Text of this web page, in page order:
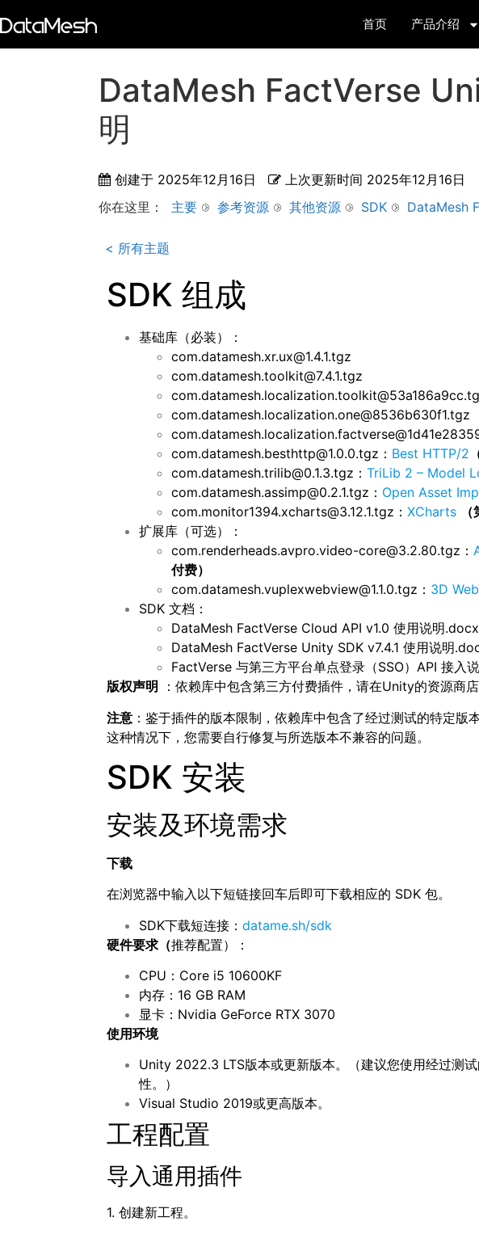
首页 产品介绍
DataMesh FactVerse
明
创建于 2025年12月16日 上次更新时间 2025年12月16日
你在这里：
主要 参考资源 其他资源 SDK DataMesh
< 所有主题
SDK 组成
基础库（必装）：
com.datamesh.xr.ux@1.4.1.tgz
com.datamesh.toolkit@7.4.1.tgz
com.datamesh.localization.one@8536b630f1.tgz
com.datamesh.besthttp@1.0.0.tgz： Best HTTP/2
com.datamesh.trilib@0.1.3.tgz： TriLib 2 – Model
com.datamesh.assimp@0.2.1.tgz： Open Asset
com.monitor1394.xcharts@3.12.1.tgz： XCharts
扩展库（可选）：
com.renderheads.avpro.video-core@3.2.80.tgz：
付费）
com.datamesh.vuplexwebview@1.1.0.tgz： 3D
SDK 文档：
DataMesh FactVerse Cloud API v1.0 使用说明.docx
DataMesh FactVerse Unity SDK v7.4.1 使用说明
FactVerse 与第三方平台单点登录（SSO）API 接入
版权声明 ：依赖库中包含第三方付费插件，请在Unity的资源商店
注意 ：鉴于插件的版本限制，依赖库中包含了经过测试的特定
这种情况下，您需要自行修复与所选版本不兼容的问题。
SDK 安装
安装及环境需求
下载
在浏览器中输入以下短链接回车后即可下载相应的 SDK 包。
SDK下载短连接： datame.sh/sdk
硬件要求（推荐配置）：
CPU：Core i5 10600KF
内存：16 GB RAM
显卡：Nvidia GeForce RTX 3070
使用环境
Unity 2022.3 LTS版本或更新版本。（建议您使用经过测
性。）
Visual Studio 2019或更高版本。
工程配置
导入通用插件
1. 创建新工程。